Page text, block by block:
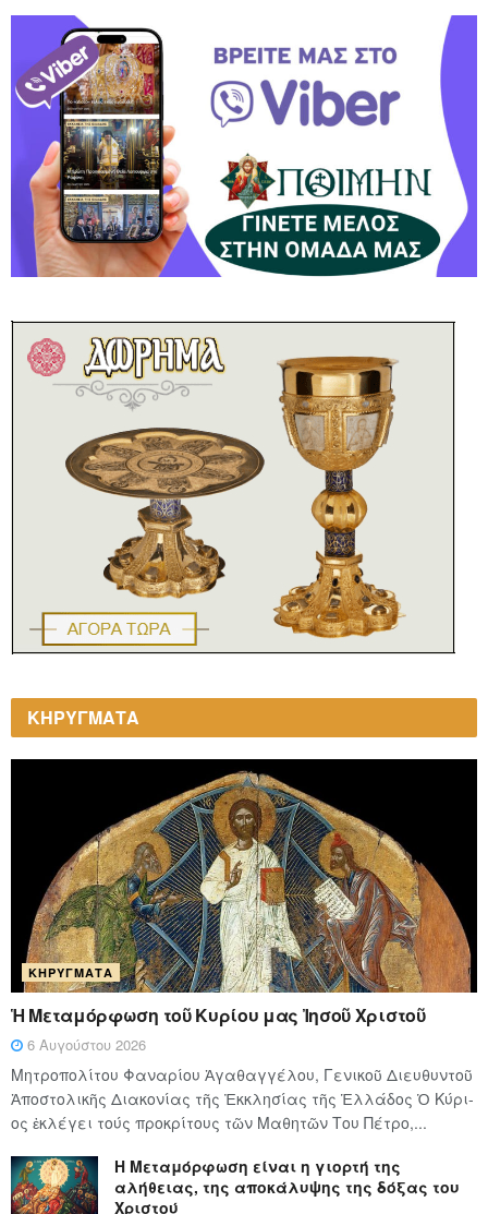
ΚΗΡΥΓΜΑΤΑ
ΚΗΡΎΓΜΑΤΑ
Ἡ Μεταμόρφωση τοῦ Κυρίου μας Ἰησοῦ Χριστοῦ
6 Αυγούστου 2026
Μητροπολίτου Φαναρίου Ἀγαθαγγέλου, Γενικοῦ Διευθυντοῦ
Ἀποστολικῆς Διακονίας τῆς Ἐκκλησίας τῆς Ἑλλάδος Ὁ Κύ­ρι­
ος ἐκλέγει τούς προ­κρί­τους τῶν Μα­θη­τῶν Του Πέ­τρο,...
Η Μεταμόρφωση είναι η γιορτή της
αλήθειας, της αποκάλυψης της δόξας του
Χριστού